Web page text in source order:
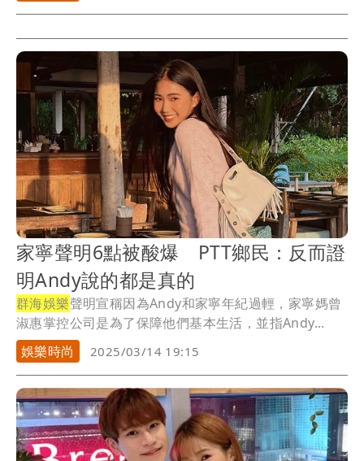
家寧聲明6點被酸爆 PTT鄉民：反而證
明Andy說的都是真的
群海娛樂聲明宣稱因為Andy和家寧年紀過輕，家寧媽曾
淑惠掌控公司是為了保障他們基本生活，並指Andy...
娛樂時尚
2025/03/14 19:15